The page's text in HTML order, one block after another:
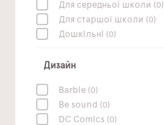
Для середньої школи (0)
Для старшої школи (0)
Дошкільні (0)
Дизайн
Barbie (0)
Be sound (0)
DC Сomics (0)